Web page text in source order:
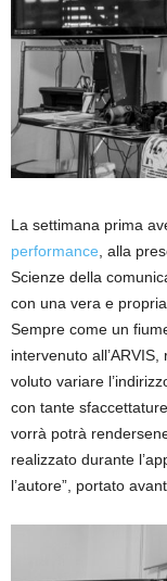
La settimana prima
performance, alla
Scienze della
con una vera e
Sempre come un
intervenuto
voluto variare
con tante
vorrà potrà
realizzato durante
l’autore”, portato